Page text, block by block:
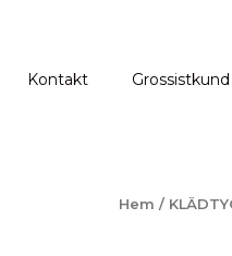
Kontakt Grossistkund
Hem /